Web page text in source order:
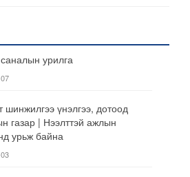
урилга
шинжилгээ үнэлгээ, дотоод
газар | Нээлттэй ажлын
урьж байна